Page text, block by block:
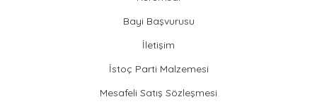
Bayi Başvurusu
İletişim
İstoç Parti Malzemesi
Mesafeli Satış Sözleşmesi